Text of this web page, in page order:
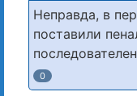
Неправда, в
поставили
0